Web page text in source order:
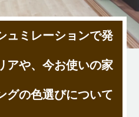
ュミレーションで発
アや、今お使いの家
グの色選びについて